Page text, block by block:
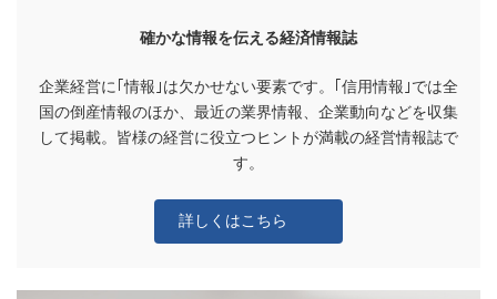
確かな情報を伝える経済情報誌
企業経営に｢情報｣は欠かせない要素です。｢信用情報｣では全
国の倒産情報のほか、最近の業界情報、企業動向などを収集
して掲載。皆様の経営に役立つヒントが満載の経営情報誌で
す。
詳しくはこちら